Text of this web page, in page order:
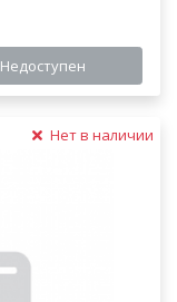
Недоступен
Нет в наличии